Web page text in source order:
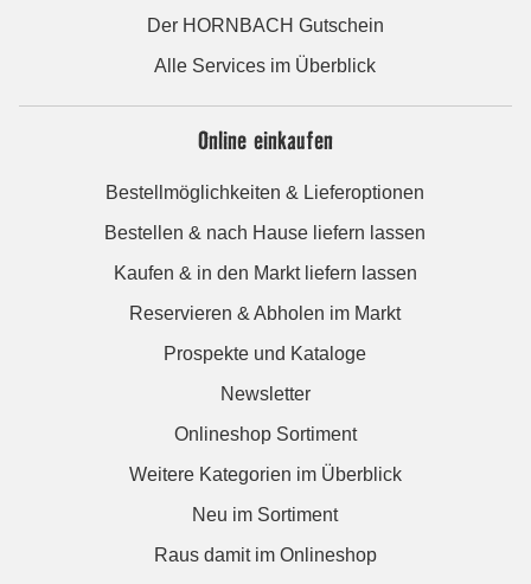
Der HORNBACH Gutschein
Alle Services im Überblick
Online einkaufen
Bestellmöglichkeiten & Lieferoptionen
Bestellen & nach Hause liefern lassen
Kaufen & in den Markt liefern lassen
Reservieren & Abholen im Markt
Prospekte und Kataloge
Newsletter
Onlineshop Sortiment
Weitere Kategorien im Überblick
Neu im Sortiment
Raus damit im Onlineshop